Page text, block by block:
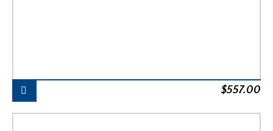
$557.00